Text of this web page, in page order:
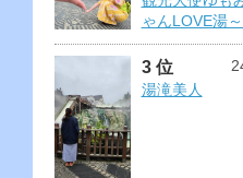
ゃんLOVE湯～
3 位
湯滝美人